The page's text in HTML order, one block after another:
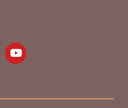
Y
o
u
b